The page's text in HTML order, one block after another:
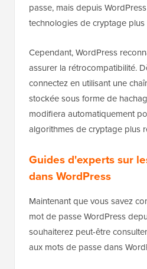
passe, mais depuis
technologies de cryptage
Cependant, WordPress
assurer la rétrocompatibilité.
connectez en utilisant une
stockée sous forme de
modifiera automatiquement
algorithmes de cryptage plus
Guides d'experts sur
dans WordPress
Maintenant que vous savez
mot de passe WordPress
souhaiterez peut-être
aux mots de passe dans